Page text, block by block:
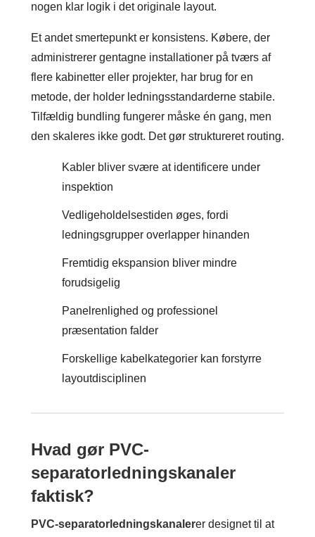
nogen klar logik i det originale layout.
Et andet smertepunkt er konsistens. Købere, der
administrerer gentagne installationer på tværs af
flere kabinetter eller projekter, har brug for en
metode, der holder ledningsstandarderne stabile.
Tilfældig bundling fungerer måske én gang, men
den skaleres ikke godt. Det gør struktureret routing.
Kabler bliver svære at identificere under
inspektion
Vedligeholdelsestiden øges, fordi
ledningsgrupper overlapper hinanden
Fremtidig ekspansion bliver mindre
forudsigelig
Panelrenlighed og professionel
præsentation falder
Forskellige kabelkategorier kan forstyrre
layoutdisciplinen
Hvad gør PVC-
separatorledningskanaler
faktisk?
PVC-separatorledningskanalerer designet til at